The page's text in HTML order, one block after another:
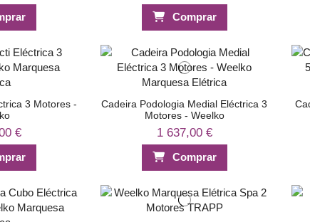
Comprar
3 Motores -
€
Cadeira Podologia Medial Eléctrica 3
Motores - Weelko
1 637,00 €
Comprar